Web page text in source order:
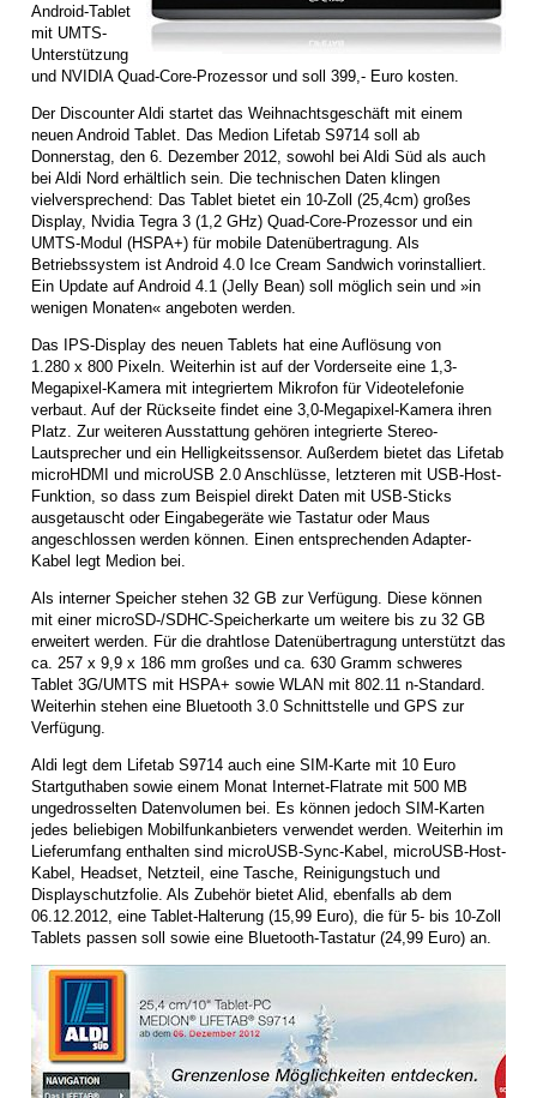
Android-Tablet
mit UMTS-
Unterstützung
und NVIDIA Quad-Core-Prozessor und soll 399,- Euro kosten.
Der Discounter Aldi startet das Weihnachtsgeschäft mit einem
neuen Android Tablet. Das Medion Lifetab S9714 soll ab
Donnerstag, den 6. Dezember 2012, sowohl bei Aldi Süd als auch
bei Aldi Nord erhältlich sein. Die technischen Daten klingen
vielversprechend: Das Tablet bietet ein 10-Zoll (25,4cm) großes
Display, Nvidia Tegra 3 (1,2 GHz) Quad-Core-Prozessor und ein
UMTS-Modul (HSPA+) für mobile Datenübertragung. Als
Betriebssystem ist Android 4.0 Ice Cream Sandwich vorinstalliert.
Ein Update auf Android 4.1 (Jelly Bean) soll möglich sein und »in
wenigen Monaten« angeboten werden.
Das IPS-Display des neuen Tablets hat eine Auflösung von
1.280 x 800 Pixeln. Weiterhin ist auf der Vorderseite eine 1,3-
Megapixel-Kamera mit integriertem Mikrofon für Videotelefonie
verbaut. Auf der Rückseite findet eine 3,0-Megapixel-Kamera ihren
Platz. Zur weiteren Ausstattung gehören integrierte Stereo-
Lautsprecher und ein Helligkeitssensor. Außerdem bietet das Lifetab
microHDMI und microUSB 2.0 Anschlüsse, letzteren mit USB-Host-
Funktion, so dass zum Beispiel direkt Daten mit USB-Sticks
ausgetauscht oder Eingabegeräte wie Tastatur oder Maus
angeschlossen werden können. Einen entsprechenden Adapter-
Kabel legt Medion bei.
Als interner Speicher stehen 32 GB zur Verfügung. Diese können
mit einer microSD-/SDHC-Speicherkarte um weitere bis zu 32 GB
erweitert werden. Für die drahtlose Datenübertragung unterstützt das
ca. 257 x 9,9 x 186 mm großes und ca. 630 Gramm schweres
Tablet 3G/UMTS mit HSPA+ sowie WLAN mit 802.11 n-Standard.
Weiterhin stehen eine Bluetooth 3.0 Schnittstelle und GPS zur
Verfügung.
Aldi legt dem Lifetab S9714 auch eine SIM-Karte mit 10 Euro
Startguthaben sowie einem Monat Internet-Flatrate mit 500 MB
ungedrosselten Datenvolumen bei. Es können jedoch SIM-Karten
jedes beliebigen Mobilfunkanbieters verwendet werden. Weiterhin im
Lieferumfang enthalten sind microUSB-Sync-Kabel, microUSB-Host-
Kabel, Headset, Netzteil, eine Tasche, Reinigungstuch und
Displayschutzfolie. Als Zubehör bietet Alid, ebenfalls ab dem
06.12.2012, eine Tablet-Halterung (15,99 Euro), die für 5- bis 10-Zoll
Tablets passen soll sowie eine Bluetooth-Tastatur (24,99 Euro) an.